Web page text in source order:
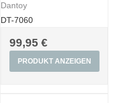
Dantoy
DT-7060
99,95 €
PRODUKT ANZEIGEN